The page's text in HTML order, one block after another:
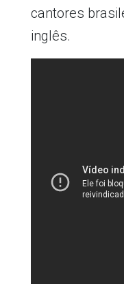
cantores
inglês.